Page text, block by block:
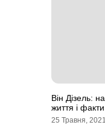
Він Дізель:
життя і факти
25 Травня, 2021